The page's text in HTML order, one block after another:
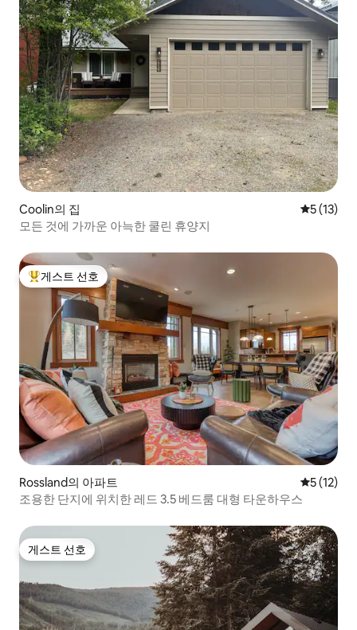
Coolin의 집 평점 5점
5 (13)
모든 것에 가까운 아늑한 쿨린 휴양지
상위 게스트 선호
게스트 선호
Rossland의 아파트 평점 5점
5 (12)
조용한 단지에 위치한 레드 3.5 베드룸 대형 타운하우스
게스트 선호
게스트 선호